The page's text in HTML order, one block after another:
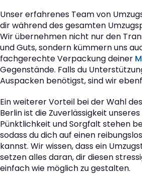
Unser erfahrenes Team von
dir während des gesamten
Wir übernehmen nicht nur den
und Guts, sondern kümmern uns
fachgerechte Verpackung deiner
Gegenstände. Falls du
Auspacken benötigst, sind wir
Ein weiterer Vorteil bei der Wahl
Berlin ist die Zuverlässigkeit unseres
Pünktlichkeit und Sorgfalt stehen
sodass du dich auf einen
kannst. Wir wissen, dass ein
setzen alles daran, dir diesen
einfach wie möglich zu gestalten.